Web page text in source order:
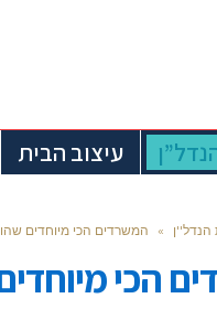
עיצוב הבית
הנדל''ן » המשרדים הכי מיוחדים
הכי מיוחדים